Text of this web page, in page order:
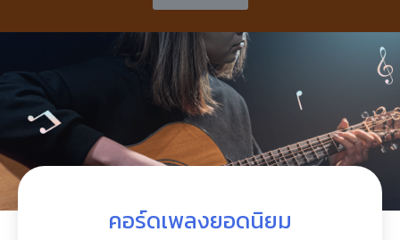
คอร์ดเพลงยอดนิยม